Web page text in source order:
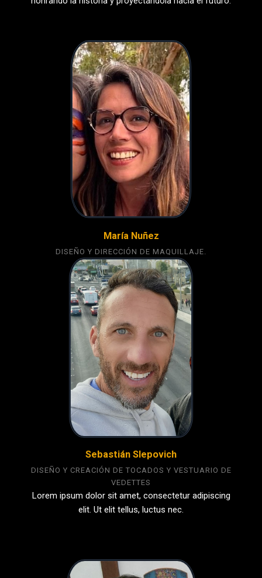
María Nuñez
DISEÑO Y DIRECCIÓN DE MAQUILLAJE.
Sebastián Slepovich
DISEÑO Y CREACIÓN DE TOCADOS Y VESTUARIO DE
VEDETTES
Lorem ipsum dolor sit amet, consectetur adipiscing
elit. Ut elit tellus, luctus nec.